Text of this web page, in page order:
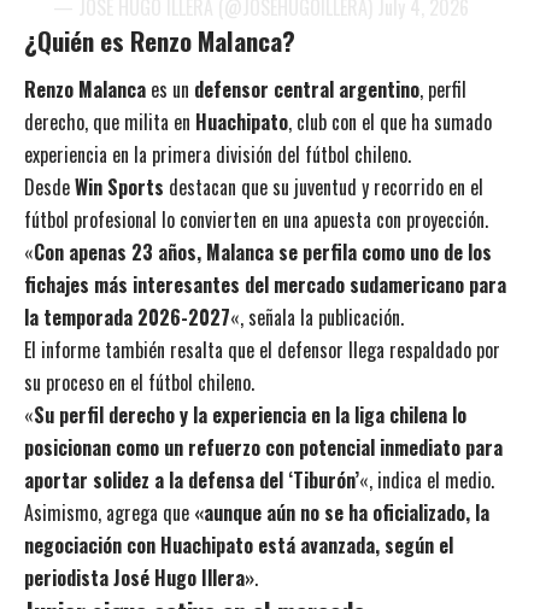
¿Quién es Renzo Malanca?
Renzo Malanca es un defensor central argentino, perfil
derecho, que milita en Huachipato, club con el que ha sumado
experiencia en la primera división del fútbol chileno.
DesdeWin Sports destacan que su juventud y recorrido en el
fútbol profesional lo convierten en una apuesta con proyección.
«Con apenas 23 años, Malanca se perfila como uno de los
fichajes más interesantes del mercado sudamericano para
la temporada 2026-2027«, señala la publicación.
El informe también resalta que el defensor llega respaldado por
su proceso en el fútbol chileno.
«Su perfil derecho y la experiencia en la liga chilena lo
posicionan como un refuerzo con potencial inmediato para
aportar solidez a la defensa del ‘Tiburón’«, indica el medio.
Asimismo, agrega que «aunque aún no se ha oficializado, la
negociación con Huachipato está avanzada, según el
periodista José Hugo Illera».